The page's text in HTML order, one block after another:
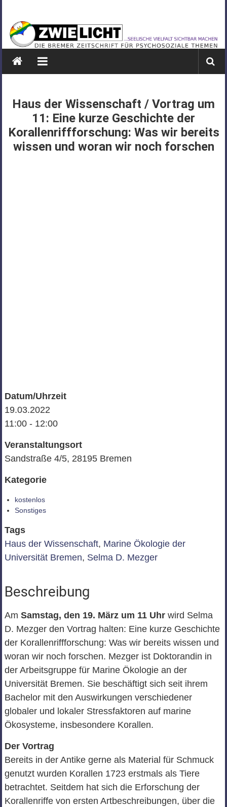
springen
ZWIELICHT
BREMEN
DIE
PSYCHOSOZIALE
THEMEN
Haus der Wissenschaft / Vortrag um
11: Eine kurze Geschichte der
Korallenriffforschung: Was wir bereits
wissen und woran wir noch forschen
Datum/Uhrzeit
19.03.2022
11:00 - 12:00
Veranstaltungsort
Sandstraße 4/5, 28195 Bremen
Kategorie
kostenlos
Sonstiges
Tags
Haus der Wissenschaft, Marine Ökologie der
Universität Bremen, Selma D. Mezger
Beschreibung
Am Samstag, den 19. März um 11 Uhrwird Selma
D. Mezger den Vortrag halten: Eine kurze Geschichte
der Korallenriffforschung: Was wir bereits wissen und
woran wir noch forschen. Mezger ist Doktorandin in
der Arbeitsgruppe für Marine Ökologie an der
Universität Bremen. Sie beschäftigt sich seit ihrem
Bachelor mit den Auswirkungen verschiedener
globaler und lokaler Stressfaktoren auf marine
Ökosysteme, insbesondere Korallen.
Der Vortrag
Bereits in der Antike gerne als Material für Schmuck
genutzt wurden Korallen 1723 erstmals als Tiere
betrachtet. Seitdem hat sich die Erforschung der
Korallenriffe von ersten Artbeschreibungen, über die